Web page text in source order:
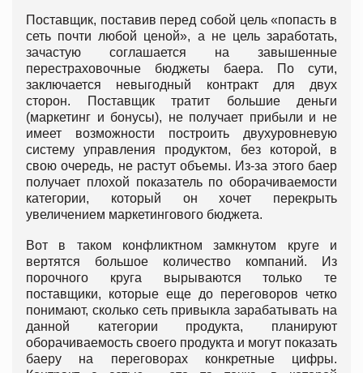
Поставщик, поставив перед собой цель «попасть в
сеть почти любой ценой», а не цель заработать,
зачастую соглашается на завышенные
перестраховочные бюджеты баера. По сути,
заключается невыгодный контракт для двух
сторон. Поставщик тратит большие деньги
(маркетинг и бонусы), не получает прибыли и не
имеет возможности построить двухуровневую
систему управления продуктом, без которой, в
свою очередь, не растут объемы. Из-за этого баер
получает плохой показатель по оборачиваемости
категории, который он хочет перекрыть
увеличением маркетингового бюджета.
Вот в таком конфликтном замкнутом круге и
вертятся большое количество компаний. Из
порочного круга вырываются только те
поставщики, которые еще до переговоров четко
понимают, сколько сеть привыкла зарабатывать на
данной категории продукта, планируют
оборачиваемость своего продукта и могут показать
баеру на переговорах конкретные цифры.